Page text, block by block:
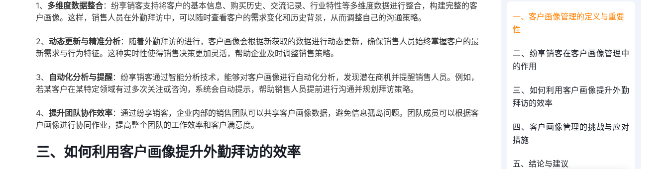
1、 多维度数据整合：纷享销客支持将客户的基本信息、购买历史、交流记录、行业特性等多维度数据进行整合，构建完整的客
户画像。这样，销售人员在外勤拜访中，可以随时查看客户的需求变化和历史背景，从而调整自己的沟通策略。
2、 动态更新与精准分析：随着外勤拜访的进行，客户画像会根据新获取的数据进行动态更新，确保销售人员始终掌握客户的最
新需求与行为特征。这种实时性使得销售决策更加灵活，帮助企业及时调整销售策略。
3、 自动化分析与提醒：纷享销客通过智能分析技术，能够对客户画像进行自动化分析，发现潜在商机并提醒销售人员。例如，
若某客户在某特定领域有过多次关注或咨询，系统会自动提示，帮助销售人员提前进行沟通并规划拜访策略。
4、 提升团队协作效率：通过纷享销客，企业内部的销售团队可以共享客户画像数据，避免信息孤岛问题。团队成员可以根据客
户画像进行协同作业，提高整个团队的工作效率和客户满意度。
三、如何利用客户画像提升外勤拜访的效率
一、客户画像管理的定义与重要
性
二、纷享销客在客户画像管理中
的作用
三、如何利用客户画像提升外勤
拜访的效率
四、客户画像管理的挑战与应对
措施
五、结论与建议